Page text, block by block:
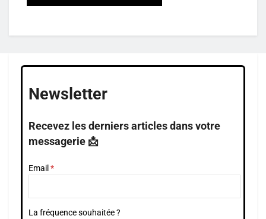
Newsletter
Recevez les derniers articles dans votre
messagerie 📩
Email
La fréquence souhaitée ?